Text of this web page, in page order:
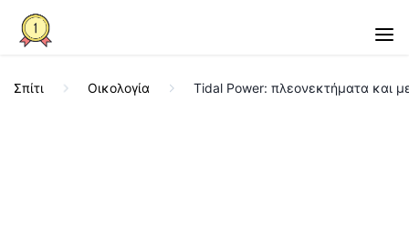
Σπίτι Οικολογία Tidal Power: πλεονεκτήματα και